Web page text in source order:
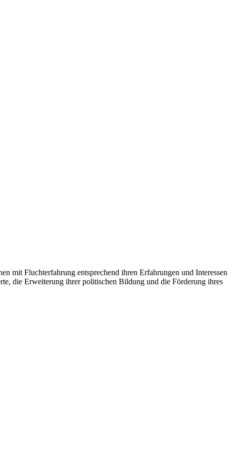
mit Fluchterfahrung entsprechend ihren Erfahrungen und Interessen
die Erweiterung ihrer politischen Bildung und die Förderung ihres